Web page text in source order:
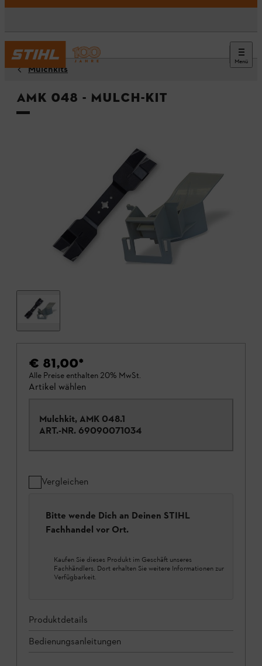
Menü
Mulchkits
AMK 048 - Mulch-Kit
€ 81,00*
Alle Preise enthalten 20% MwSt.
Artikel wählen
Mulchkit, AMK 048.1
ART.-NR. 69090071034
Vergleichen
Bitte wende Dich an Deinen STIHL
Fachhandel vor Ort.
Kaufen Sie dieses Produkt im Geschäft unseres
Fachhändlers. Dort erhalten Sie weitere Informationen zur
Verfügbarkeit.
Produktdetails
Bedienungsanleitungen